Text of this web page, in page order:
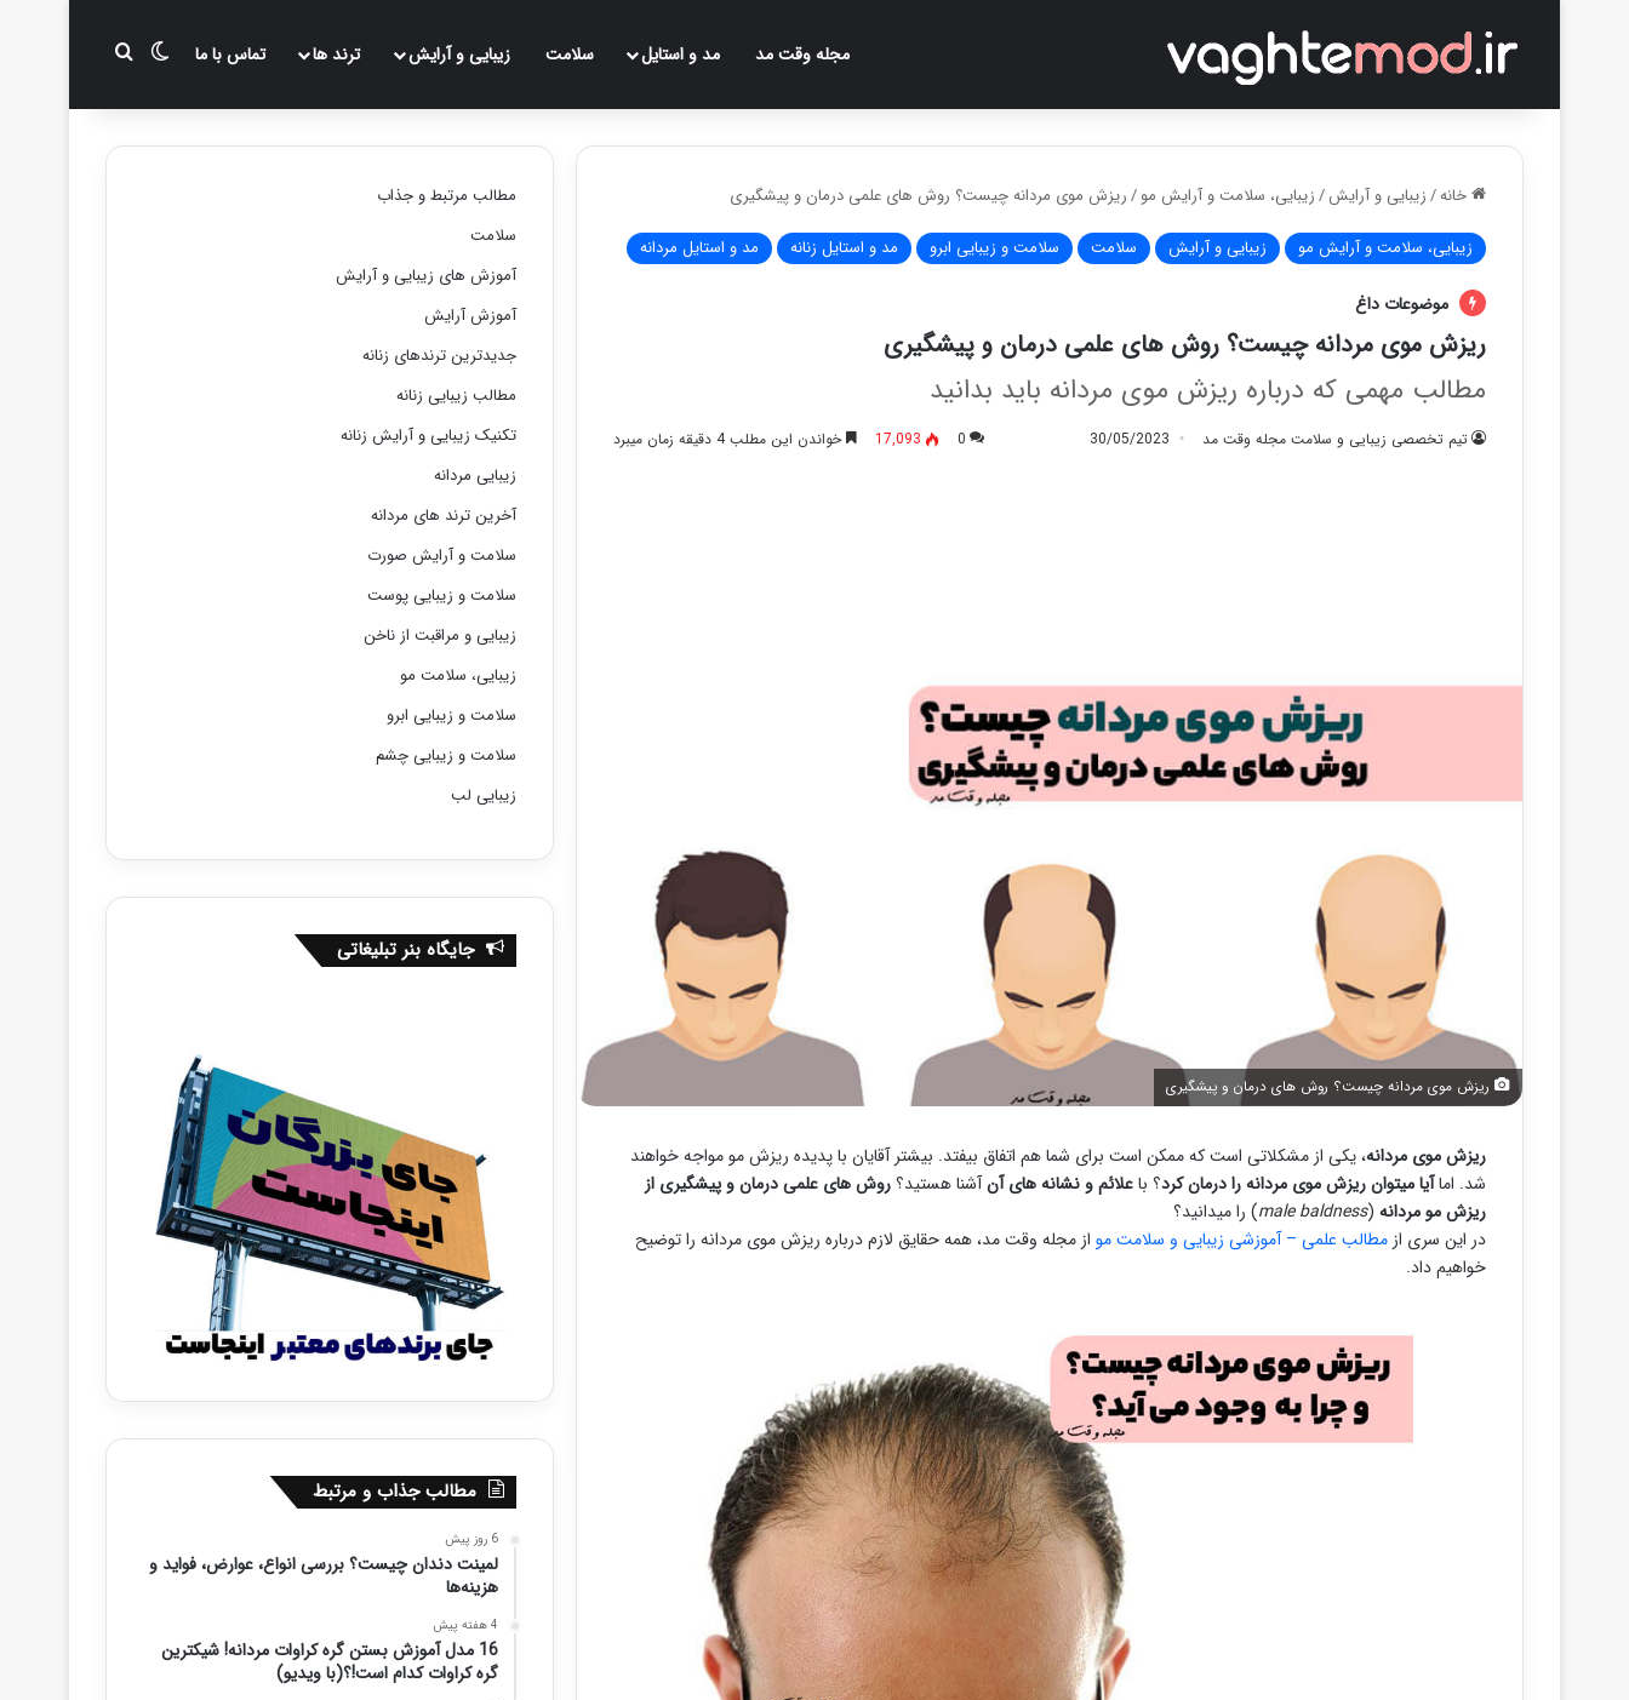
مجله وقت مد مد و استایل سلامت زیبایی و آرایش ترند ها تماس با ما تغییر پوسته
جستجو برای
خانه/زیبایی و آرایش/زیبایی، سلامت و آرایش مو/ریزش موی مردانه چیست؟ روش های علمی درمان و پیشگیری
زیبایی، سلامت و آرایش مو زیبایی و آرایش سلامت سلامت و زیبایی ابرو مد و استایل زنانه مد و استایل مردانه
موضوعات داغ
ریزش موی مردانه چیست؟ روش های علمی درمان و پیشگیری
مطالب مهمی که درباره ریزش موی مردانه باید بدانید
تیم تخصصی زیبایی و سلامت مجله وقت مد 30/05/2023
0
17,093 خواندن این مطلب 4 دقیقه زمان میبرد
ریزش موی مردانه چیست؟ روش های درمان و پیشگیری
ریزش موی مردانه، یکی از مشکلاتی است که ممکن است برای شما هم اتفاق بیفتد. بیشتر آقایان با پدیده ریزش مو مواجه خواهند
شد. اماآیا میتوان ریزش موی مردانه را درمان کرد؟ باعلائم و نشانه های آنآشنا هستید؟روش های علمی درمان و پیشگیری از
ریزش مو مردانه (
male baldness) را میدانید؟
در این سری از مطالب علمی – آموزشی زیبایی و سلامت مو از مجله وقت مد، همه حقایق لازم درباره ریزش موی مردانه را توضیح
خواهیم داد.
مطالب مرتبط و جذاب
سلامت
آموزش های زیبایی و آرایش
آموزش آرایش
جدیدترین ترندهای زنانه
مطالب زیبایی زنانه
تکنیک زیبایی و آرایش زنانه
زیبایی مردانه
آخرین ترند های مردانه
سلامت و آرایش صورت
سلامت و زیبایی پوست
زیبایی و مراقبت از ناخن
زیبایی، سلامت مو
سلامت و زیبایی ابرو
سلامت و زیبایی چشم
زیبایی لب
جایگاه بنر تبلیغاتی
مطالب جذاب و مرتبط
6 روز پیش
لمینت دندان چیست؟ بررسی انواع، عوارض، فواید و
هزینه‌ها
4 هفته پیش
16 مدل آموزش بستن گره کراوات مردانه! شیکترین
گره کراوات کدام است!؟(با ویدیو)